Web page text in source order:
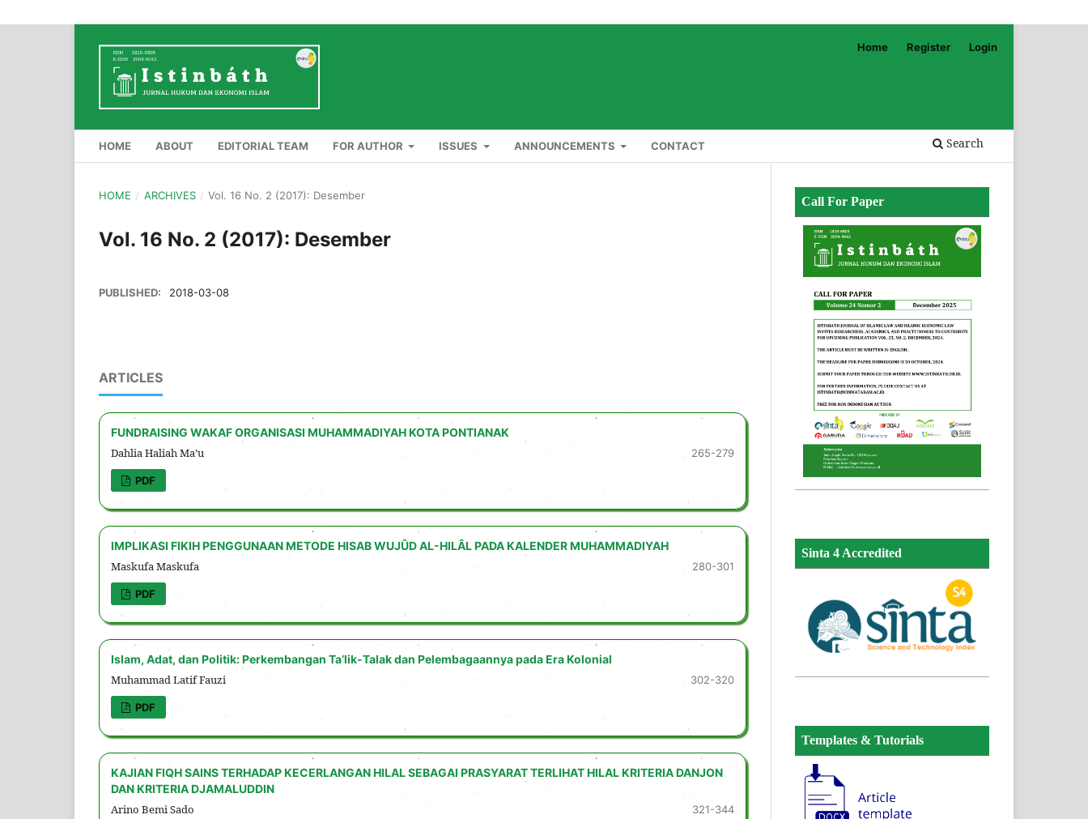
HOME ABOUT EDITORIAL TEAM FOR AUTHOR ISSUES ANNOUNCEMENTS CONTACT Search
Home Register Login
HOME / ARCHIVES / Vol. 16 No. 2 (2017): Desember
Vol. 16 No. 2 (2017): Desember
PUBLISHED: 2018-03-08
ARTICLES
FUNDRAISING WAKAF ORGANISASI MUHAMMADIYAH KOTA PONTIANAK
Dahlia Haliah Ma’u 265-279
PDF
IMPLIKASI FIKIH PENGGUNAAN METODE HISAB WUJÛD AL-HILÂL PADA KALENDER MUHAMMADIYAH
Maskufa Maskufa 280-301
PDF
Islam, Adat, dan Politik: Perkembangan Ta’lik-Talak dan Pelembagaannya pada Era Kolonial
Muhammad Latif Fauzi 302-320
PDF
KAJIAN FIQH SAINS TERHADAP KECERLANGAN HILAL SEBAGAI PRASYARAT TERLIHAT HILAL KRITERIA DANJON
DAN KRITERIA DJAMALUDDIN
Arino Bemi Sado 321-344
Call For Paper
Sinta 4 Accredited
Templates & Tutorials